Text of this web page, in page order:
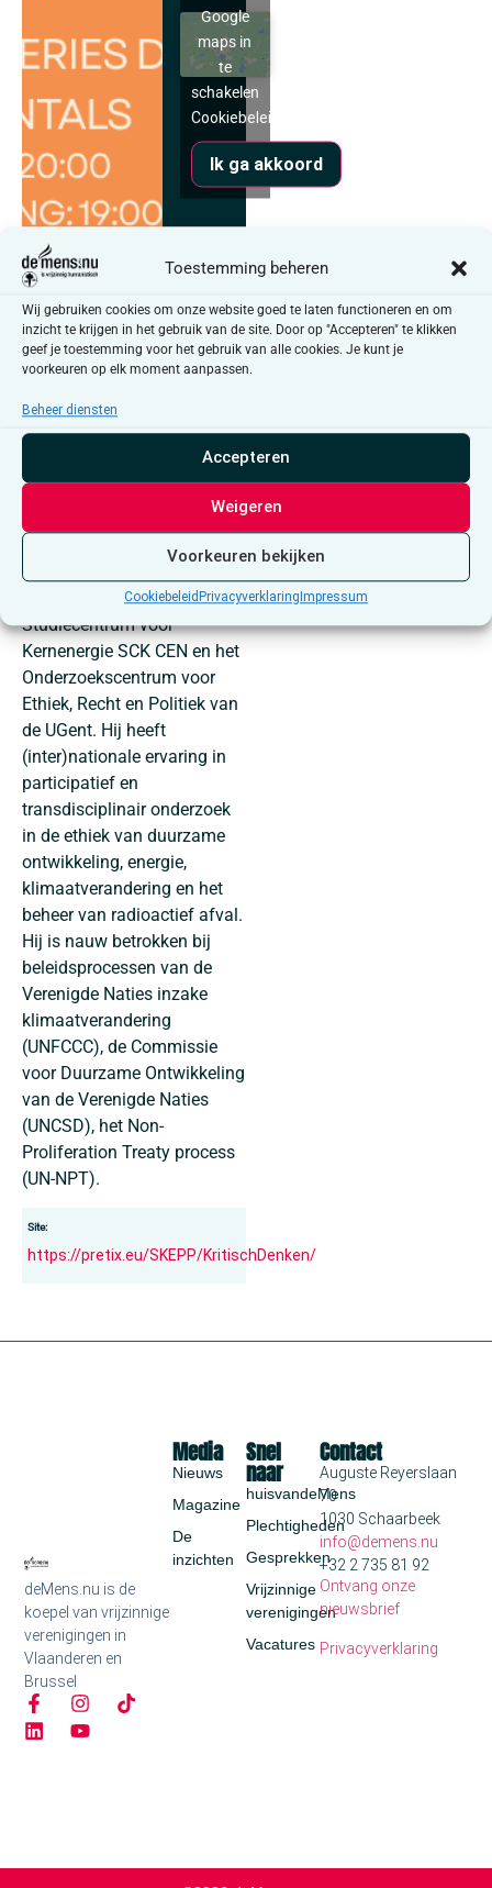
Toestemming beheren
Wij gebruiken cookies om onze website goed te laten functioneren en om
inzicht te krijgen in het gebruik van de site. Door op "Accepteren" te klikken
geef je toestemming voor het gebruik van alle cookies. Je kunt je
voorkeuren op elk moment aanpassen.
Beheer diensten
Accepteren
Weigeren
Voorkeuren bekijken
Cookiebeleid Privacyverklaring Impressum
Google
maps in
te
schakelen
Cookiebeleid
Ik ga akkoord
Gaston Meskens combineert
theoretische natuurkunde en
ingenieurswetenschappen
met moraalfilosofie en is
verbonden aan het Belgische
Studiecentrum voor
Kernenergie SCK CEN en het
Onderzoekscentrum voor
Ethiek, Recht en Politiek van
de UGent. Hij heeft
(inter)nationale ervaring in
participatief en
transdisciplinair onderzoek
in de ethiek van duurzame
ontwikkeling, energie,
klimaatverandering en het
beheer van radioactief afval.
Hij is nauw betrokken bij
beleidsprocessen van de
Verenigde Naties inzake
klimaatverandering
(UNFCCC), de Commissie
voor Duurzame Ontwikkeling
van de Verenigde Naties
(UNCSD), het Non-
Proliferation Treaty process
(UN-NPT).
Site:
https://pretix.eu/SKEPP/KritischDenken/
deMens.nu is de
koepel van vrijzinnige
verenigingen in
Vlaanderen en
Brussel
Snel
naar
huisvandeMens
Plechtigheden
Gesprekken
Vrijzinnige
verenigingen
Vacatures
Media
Nieuws
Magazine
De
inzichten
Contact
Auguste Reyerslaan
70
1030 Schaarbeek
info@demens.nu
+32 2 735 81 92
Ontvang onze
nieuwsbrief
Privacyverklaring